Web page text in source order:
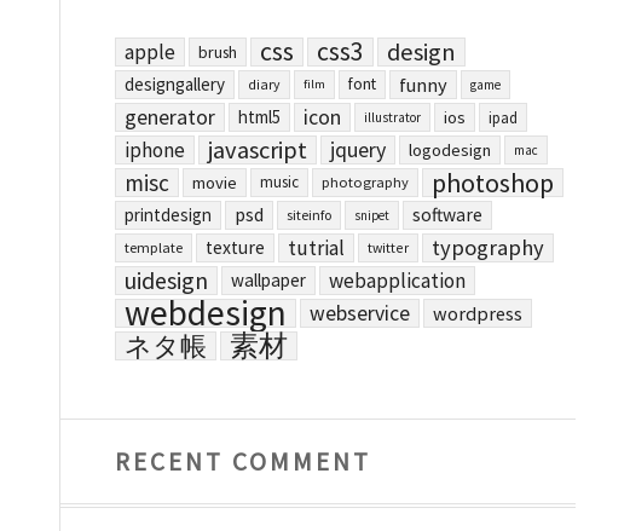
apple brush css css3 design
designgallery diary film font funny game
generator html5 icon illustrator ios ipad
iphone javascript jquery logodesign mac
misc movie music photography photoshop
printdesign psd siteinfo snipet software
template texture tutrial twitter typography
uidesign wallpaper webapplication
webdesign webservice wordpress
ネタ帳 素材
RECENT COMMENT